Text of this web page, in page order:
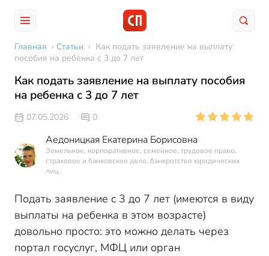
Главная › Статьи › Как подать заявление на выплату
пособия на ребенка с 3 до 7 лет
Как подать заявление на выплату пособия
на ребенка с 3 до 7 лет
07.05.2026 0
Аедоницкая Екатерина Борисовна
Земельное, корпоративное, семейное, трудовое право,
страховое и банковское дело, банкротство юридических
лиц.
Подать заявление с 3 до 7 лет (имеются в виду
выплаты на ребенка в этом возрасте)
довольно просто: это можно делать через
портал госуслуг, МФЦ или орган